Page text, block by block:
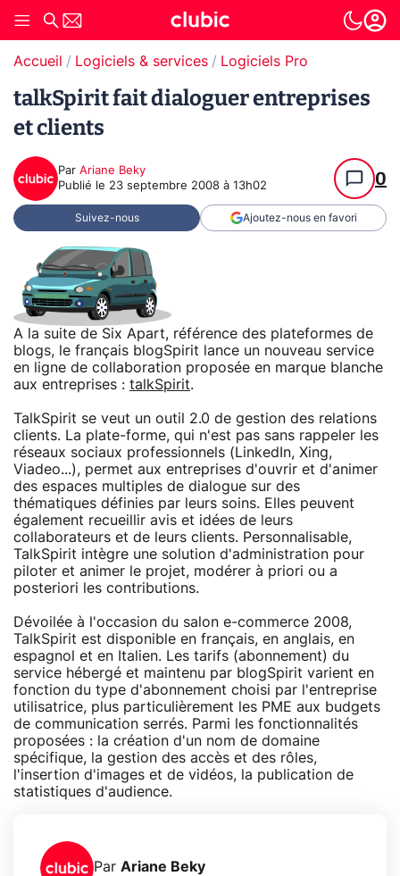
Accueil Logiciels & services Logiciels Pro
talkSpirit fait dialoguer entreprises
et clients
Par Ariane Beky
Publié le 23 septembre 2008 à 13h02 0
Suivez-nous Ajoutez-nous en favori
A la suite de Six Apart, référence des plateformes de
blogs, le français blogSpirit lance un nouveau service
en ligne de collaboration proposée en marque blanche
aux entreprises : talkSpirit.
TalkSpirit se veut un outil 2.0 de gestion des relations
clients. La plate-forme, qui n'est pas sans rappeler les
réseaux sociaux professionnels (LinkedIn, Xing,
Viadeo...), permet aux entreprises d'ouvrir et d'animer
des espaces multiples de dialogue sur des
thématiques définies par leurs soins. Elles peuvent
également recueillir avis et idées de leurs
collaborateurs et de leurs clients. Personnalisable,
TalkSpirit intègre une solution d'administration pour
piloter et animer le projet, modérer à priori ou a
posteriori les contributions.
Dévoilée à l'occasion du salon e-commerce 2008,
TalkSpirit est disponible en français, en anglais, en
espagnol et en Italien. Les tarifs (abonnement) du
service hébergé et maintenu par blogSpirit varient en
fonction du type d'abonnement choisi par l'entreprise
utilisatrice, plus particulièrement les PME aux budgets
de communication serrés. Parmi les fonctionnalités
proposées : la création d'un nom de domaine
spécifique, la gestion des accès et des rôles,
l'insertion d'images et de vidéos, la publication de
statistiques d'audience.
Par Ariane Beky